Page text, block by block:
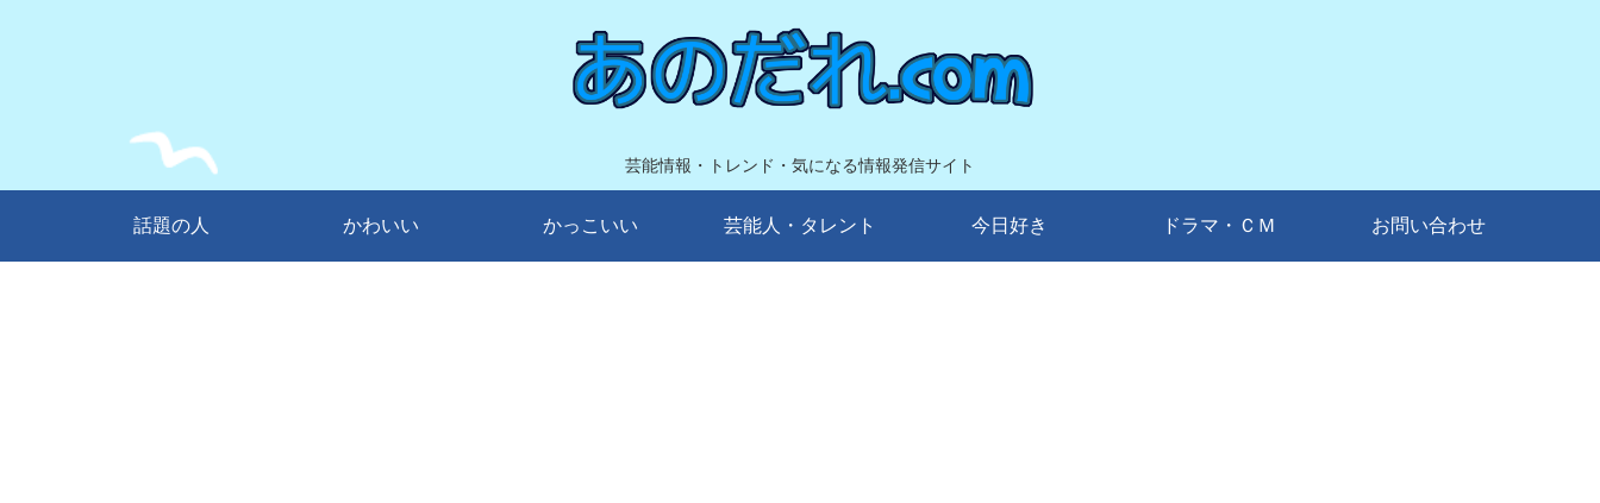
芸能情報・トレンド・気になる情報発信サイト
話題の人 かわいい かっこいい 芸能人・タレント 今日好き ドラマ・ＣＭ お問い合わせ